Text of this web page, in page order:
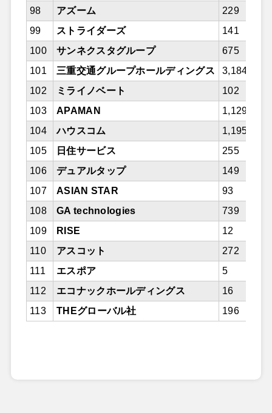
98
アズーム
229
99
ストライダーズ
141
100
サンネクスタグループ
675
101
三重交通グループホールディングス
3,184
102
ミライノベート
102
103
APAMAN
1,129
104
ハウスコム
1,195
105
日住サービス
255
106
デュアルタップ
149
107
ASIAN STAR
93
108
GA technologies
739
109
RISE
12
110
アスコット
272
111
エスポア
5
112
エコナックホールディングス
16
113
THEグローバル社 196